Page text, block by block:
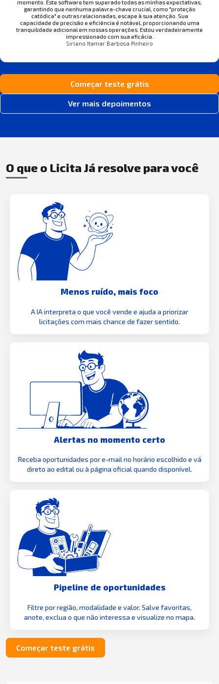
momento. Este software tem superado todas as minhas expectativas,
garantindo que nenhuma palavra-chave crucial, como "proteção
catódica" e outras relacionadas, escape à sua atenção. Sua
capacidade de precisão e eficiência é notável, proporcionando uma
tranquilidade adicional em nossas operações. Estou verdadeiramente
impressionado com sua eficácia.
Sirleno Itamar Barbosa Pinheiro
Começar teste grátis
Ver mais depoimentos
O que o Licita Já resolve para você
Menos ruído, mais foco
A IA interpreta o que você vende e ajuda a priorizar
licitações com mais chance de fazer sentido.
Alertas no momento certo
Receba oportunidades por e-mail no horário escolhido e vá
direto ao edital ou à página oficial quando disponível.
Pipeline de oportunidades
Filtre por região, modalidade e valor. Salve favoritas,
anote, exclua o que não interessa e visualize no mapa.
Começar teste grátis